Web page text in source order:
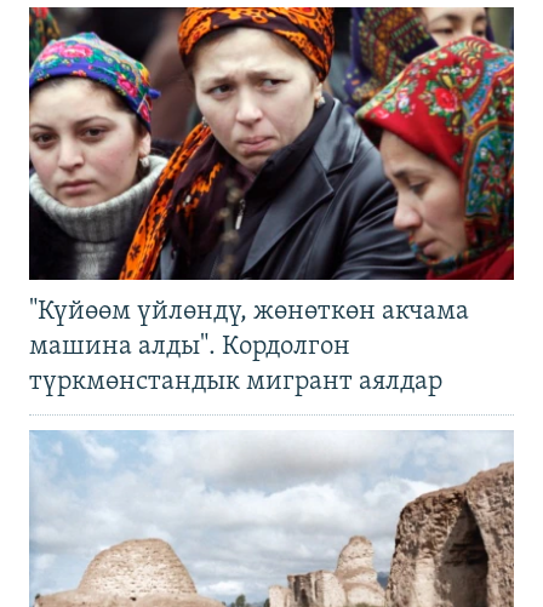
"Күйөөм үйлөндү, жөнөткөн акчама
машина алды". Кордолгон
түркмөнстандык мигрант аялдар